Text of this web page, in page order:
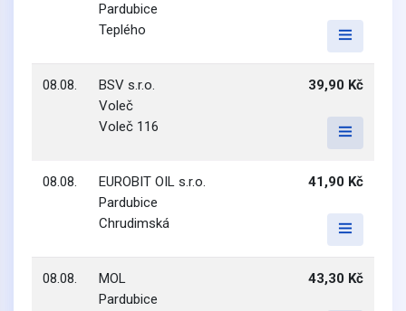
Pardubice
Teplého
08.08.
BSV s.r.o.
Voleč
Voleč 116
39,90 Kč
08.08.
EUROBIT OIL s.r.o.
Pardubice
Chrudimská
41,90 Kč
08.08.
MOL
Pardubice
43,30 Kč